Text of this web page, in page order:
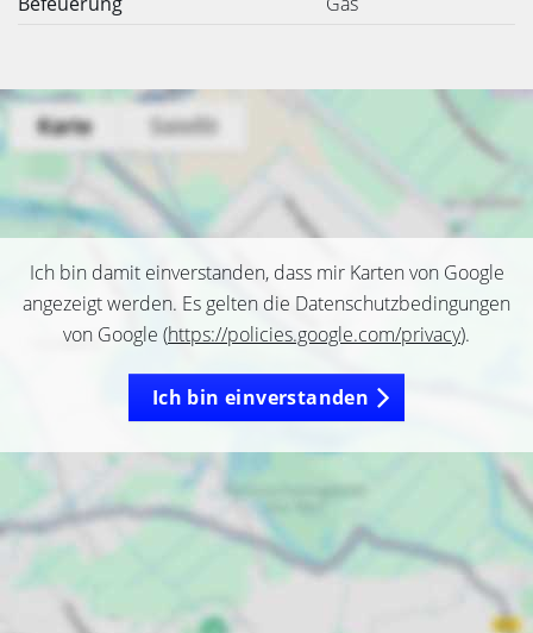
Ich bin damit einverstanden, dass mir Karten von Google
angezeigt werden. Es gelten die Datenschutzbedingungen
von Google (https://policies.google.com/privacy).
Ich bin einverstanden